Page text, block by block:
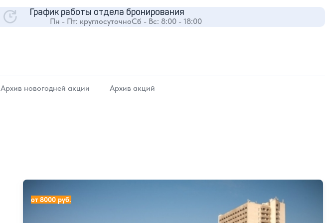
График работы отдела бронирования
Пн - Пт: круглосуточноСб - Вс: 8:00 - 18:00
Архив новогодней акции Архив акций
Санаторий Ай-Петри (+ корпус Морской Прибой)
от 8000 руб.